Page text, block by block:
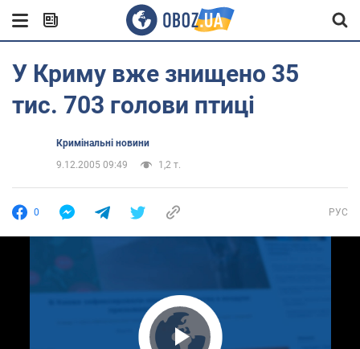
У Криму вже знищено 35
тис. 703 голови птиці
Кримінальні новини
9.12.2005 09:49
1,2 т.
0 РУС